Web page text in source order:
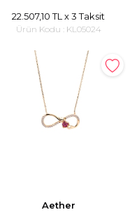
22.507,10 TL x 3 Taksit
Ürün Kodu : KL05024
Aether